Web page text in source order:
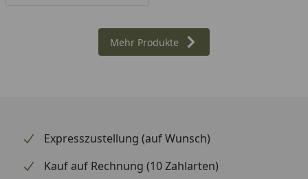
Mehr Produkte
Expresszustellung (auf Wunsch)
Kauf auf Rechnung (10 Zahlarten)